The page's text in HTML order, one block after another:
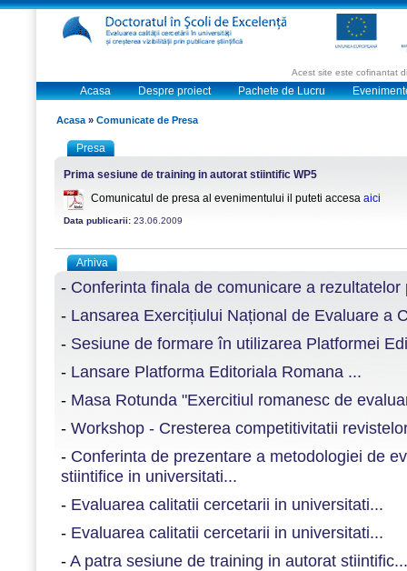
Acest site este cofinantat
Acasa Despre proiect Pachete de Lucru
Acasa » Comunicate de Presa
Presa
Prima sesiune de training in autorat stiintific WP5
Comunicatul de presa al evenimentului il puteti accesa aici
Data publicarii: 23.06.2009
Arhiva
- Conferinta finala de comunicare a rezultatelor
- Lansarea Exercițiului Național de Evaluare a
- Sesiune de formare în utilizarea Platformei
- Lansare Platforma Editoriala Romana ...
- Masa Rotunda "Exercitiul romanesc de
- Workshop - Cresterea competitivitatii
- Conferinta de prezentare a metodologiei de
stiintifice in universitati...
- Evaluarea calitatii cercetarii in universitati...
- Evaluarea calitatii cercetarii in universitati...
-A patra sesiune de training in autorat stiintific...